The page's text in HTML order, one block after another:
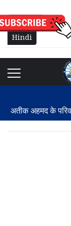
English
Hindi
अतीक अहमद के